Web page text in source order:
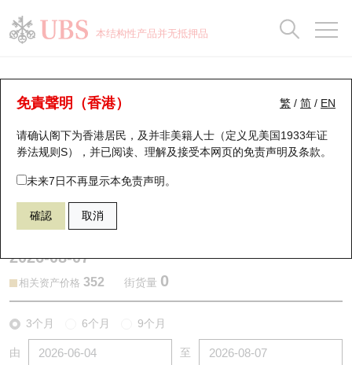
本结构性产品并无抵押品
繁 / 简 / EN
免責聲明（香港）
请确认阁下为香港居民，及并非美籍人士（定义见美国1933年证
券法规则S），并已阅读、理解及接受本网页的免责声明及条款。
未来7日不再显示本免责声明。
確認 取消
认股证分析仪
表现 街货统计 比较
13242 瑞银认购 6181 老铺黄金
2026-08-07
相关资产价格 352 街货量 0
3个月 6个月 9个月
由 至
瑞银认股证一览
新发行瑞银认股证
即将到期认股证
认股证到期结算价查找
认股证分析仪
街货统计
比较
牛熊全景快搜
牛熊证搜寻
牛熊证街货分布图
正股牛熊证列表
新发行瑞银牛熊证
街货统计
比较
十大升幅/跌幅
十大认股证成交分布
十天股证占大市成交
资金流
街货统计
正股分析仪
二十大活跃股份
恒指成份股
国指成份股
科指成份股
持股比重
显示所有持股比重
每月轮证大市专题
轮证专栏
讲座及教育短片
认股证投资者教育
牛熊证投资者教育